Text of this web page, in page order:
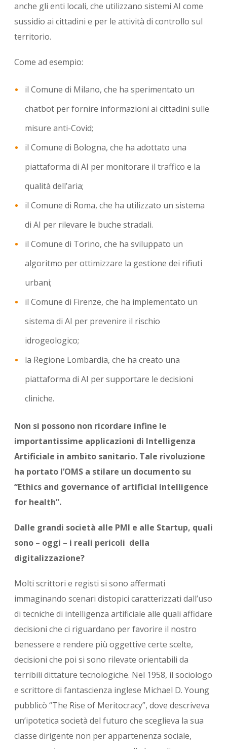
anche gli enti locali, che utilizzano sistemi AI come
sussidio ai cittadini e per le attività di controllo sul
territorio.
Come ad esempio:
il Comune di Milano, che ha sperimentato un
chatbot per fornire informazioni ai cittadini sulle
misure anti-Covid;
il Comune di Bologna, che ha adottato una
piattaforma di AI per monitorare il traffico e la
qualità dell’aria;
il Comune di Roma, che ha utilizzato un sistema
di AI per rilevare le buche stradali.
il Comune di Torino, che ha sviluppato un
algoritmo per ottimizzare la gestione dei rifiuti
urbani;
il Comune di Firenze, che ha implementato un
sistema di AI per prevenire il rischio
idrogeologico;
la Regione Lombardia, che ha creato una
piattaforma di AI per supportare le decisioni
cliniche.
Non si possono non ricordare infine le
importantissime applicazioni di Intelligenza
Artificiale in ambito sanitario. Tale rivoluzione
ha portato l’OMS a stilare un documento su
“Ethics and governance of artificial intelligence
for health”.
Dalle grandi società alle PMI e alle Startup, quali
sono – oggi – i reali pericoli della
digitalizzazione?
Molti scrittori e registi si sono affermati
immaginando scenari distopici caratterizzati dall’uso
di tecniche di intelligenza artificiale alle quali affidare
decisioni che ci riguardano per favorire il nostro
benessere e rendere più oggettive certe scelte,
decisioni che poi si sono rilevate orientabili da
terribili dittature tecnologiche. Nel 1958, il sociologo
e scrittore di fantascienza inglese Michael D. Young
pubblicò “The Rise of Meritocracy”, dove descriveva
un’ipotetica società del futuro che sceglieva la sua
classe dirigente non per appartenenza sociale,